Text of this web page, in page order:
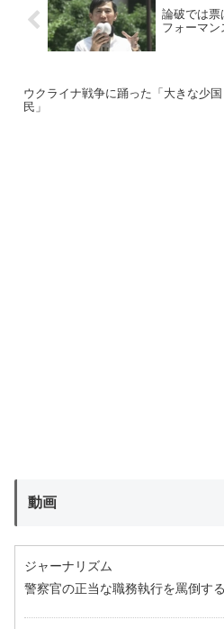
論破では票
フォーマン
ウクライナ戦争に踊った「大きな少国
民」
動画
ジャーナリズム
警察官の正当な職務執行を罵倒す